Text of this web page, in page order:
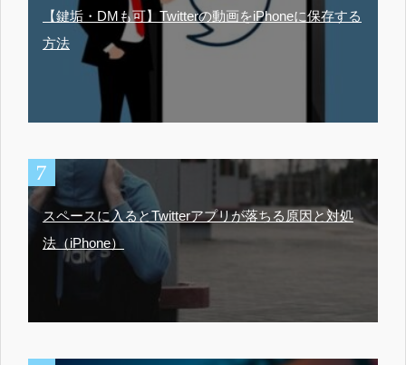
【鍵垢・DMも可】Twitterの動画をiPhoneに保存する
方法
スペースに入るとTwitterアプリが落ちる原因と対処
法（iPhone）